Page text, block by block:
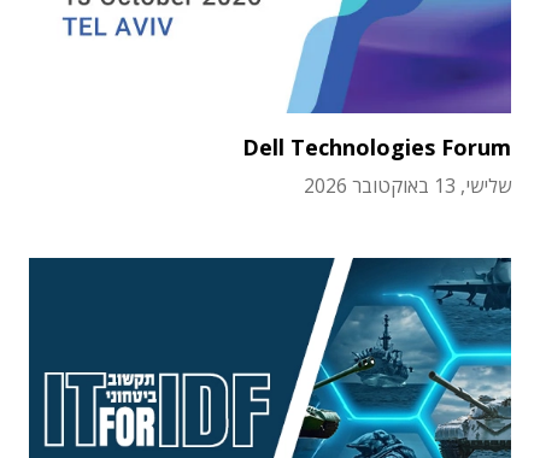
Dell Technologies Forum
שלישי, 13 באוקטובר 2026